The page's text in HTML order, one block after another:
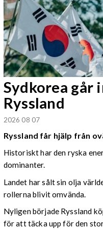
Sydkorea går
Ryssland
2026 08 07
Ryssland får hjälp från
Historiskt har den ryska
dominanter.
Landet har sålt sin olja
rollerna blivit omvända.
Nyligen började Ryssland
för att täcka upp för den